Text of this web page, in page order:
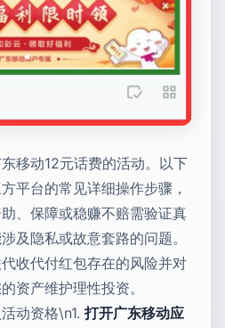
移动12元话费的活动。以下
平台的常见详细操作步骤，
、保障或稳赚不赔需验证真
及隐私或故意套路的问题。
收代付红包存在的风险并对
资产维护理性投资。
动资格\n1.打开广东移动应